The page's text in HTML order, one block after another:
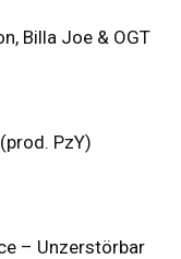
Billa Joe & OGT
PzY)
– Unzerstörbar